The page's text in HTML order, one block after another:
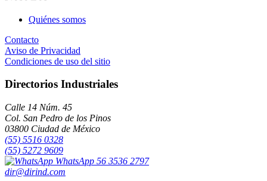
Quiénes somos
Contacto
Aviso de Privacidad
Condiciones de uso del sitio
Directorios Industriales
Calle 14 Núm. 45
Col. San Pedro de los Pinos
03800 Ciudad de México
(55) 5516 0328
(55) 5272 9609
WhatsApp 56 3536 2797
dir@dirind.com